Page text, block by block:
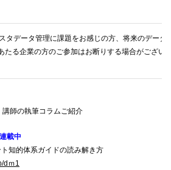
タデータ管理に課題をお感じの方、将来のデータ
たる企業の方のご参加はお断りする場合がござい
師の執筆コラムご紹介
載中
知的体系ガイドの読み解き方
dｍ1